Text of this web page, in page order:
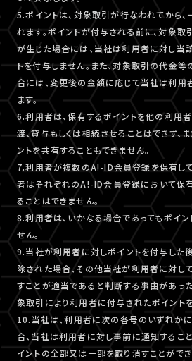
5.ポイントは、対象取引が行なわれてから
れます。ポイントが付与される前に、対象
が生じた場合には、当社は利用者に対し当
トを付与しません。また、対象取引の代金
合には、変更後の金額に応じて当社は利用
ます。
6.利用者は、保有するポイントを他の利用
渡、貸与もしくは相続させることはできず、
ントを共有することもできません。
7.利用者が複数のA!-ID会員登録を保有し
者はそれぞれのA!-ID会員登録において保
ることはできません。
8.利用者は、いかなる場合であってもポイ
せん。
9.当社が利用者に対しポイントを付与した
除された場合、その他当社が利用者に対し
すことが適当であると判断する事由があっ
象取引により利用者に付与されたポイント
10.当社は、利用者に次の各号のいずれか
合、当社は利用者に対し事前に通知するこ
イントの全部又は一部を取り消すことができ